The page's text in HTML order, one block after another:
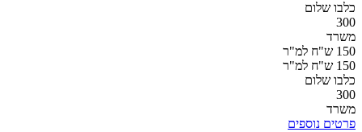
כלבו שלום
300
משרד
150 ש"ח למ"ר
150 ש"ח למ"ר
כלבו שלום
300
משרד
פרטים נוספים